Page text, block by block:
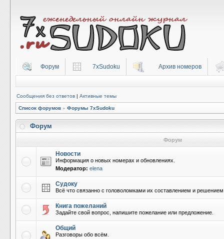
Форум 7xSudoku Архив номеров
Сообщения без ответов | Активные темы
Список форумов » Форумы 7xSudoku
Форум
Форум
Новости
Информация о новых номерах и обновлениях.
Модератор: elena
Судоку
Всё что связанно с головоломками их составлением и
Книга пожеланий
Задайте свой вопрос, напишите пожелание или предложение.
Общий
Разговоры обо всём.